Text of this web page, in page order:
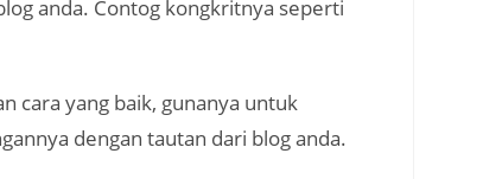
anda. Contog kongkritnya seperti
cara yang baik, gunanya untuk
dengan tautan dari blog anda.